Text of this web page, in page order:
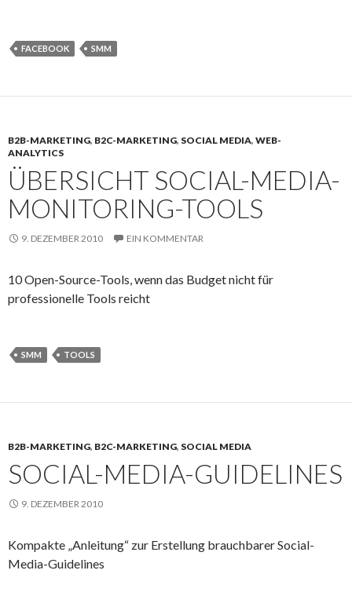
FACEBOOK SMM
B2B-MARKETING, B2C-MARKETING, SOCIAL MEDIA, WEB-
ANALYTICS
ÜBERSICHT SOCIAL-MEDIA-
MONITORING-TOOLS
9. DEZEMBER 2010 EIN KOMMENTAR
10 Open-Source-Tools, wenn das Budget nicht für
professionelle Tools reicht
SMM TOOLS
B2B-MARKETING, B2C-MARKETING, SOCIAL MEDIA
SOCIAL-MEDIA-GUIDELINES
9. DEZEMBER 2010
Kompakte „Anleitung“ zur Erstellung brauchbarer Social-
Media-Guidelines